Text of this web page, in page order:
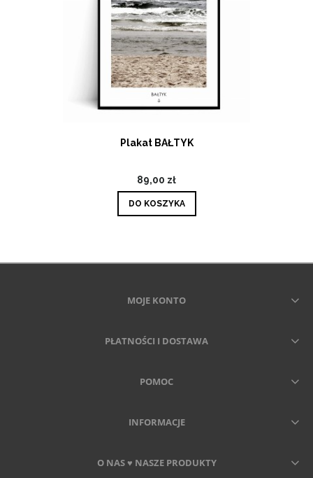
Plakat BAŁTYK
89,00 zł
DO KOSZYKA
MOJE KONTO
PŁATNOŚCI I DOSTAWA
POMOC
INFORMACJE
O NAS ♥ NASZE PRODUKTY